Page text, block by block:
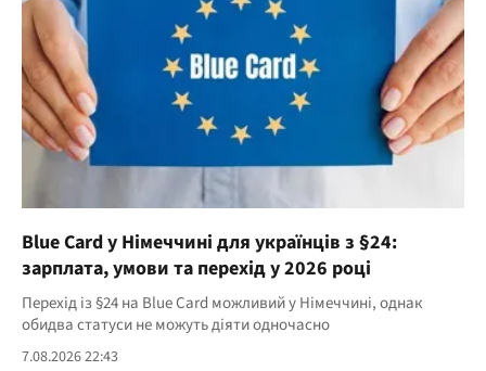
Blue Card у Німеччині для українців з §24:
зарплата, умови та перехід у 2026 році
Перехід із §24 на Blue Card можливий у Німеччині, однак
обидва статуси не можуть діяти одночасно
7.08.2026 22:43